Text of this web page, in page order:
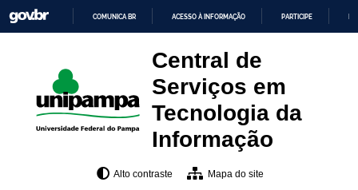
para
o
O
CONTEÚDO
COMUNICA BR ACESSO À INFORMAÇÃO PARTICIPE
Central de
Serviços em
Tecnologia da
Informação
Alto contraste Mapa do site